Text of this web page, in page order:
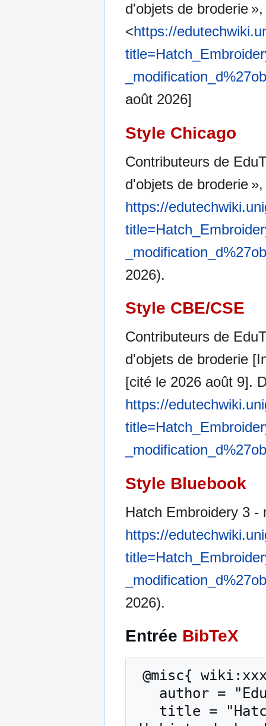
d'objets de broderie
<https://
août 2026]
Style Chicago
Contributeurs de
d'objets de broderie
https://
2026).
Style CBE/CSE
Contributeurs de
d'objets de broderie
[cité le 2026 août 9].
https://
Style Bluebook
Hatch Embroidery 3 -
https://
2026).
Entrée BibTeX